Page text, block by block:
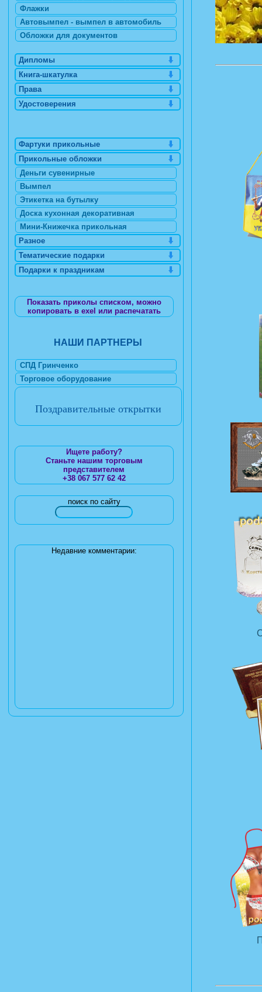
Флажки
Автовымпел - вымпел в автомобиль
Обложки для документов
Дипломы
Книга-шкатулка
Права
Удостоверения
Фартуки прикольные
Прикольные обложки
Деньги сувенирные
Вымпел
Этикетка на бутылку
Доска кухонная декоративная
Мини-Книжечка прикольная
Разное
Тематические подарки
Подарки к праздникам
Показать приколы списком, можно
копировать в exel или распечатать
НАШИ ПАРТНЕРЫ
СПД Гринченко
Торговое оборудование
Поздравительные открытки
Ищете работу?
Станьте нашим торговым
представителем
+38 067 577 62 42
поиск по сайту
Недавние комментарии: